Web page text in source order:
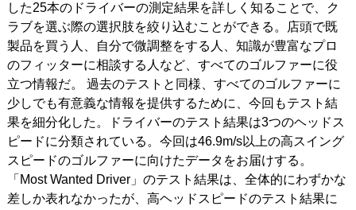
した25本のドライバーの測定結果を詳しく知ることで、ク
ラブを選ぶ際の選択肢を絞り込むことができる。店頭で既
製品を買う人、自分で微調整をする人、知識が豊富なプロ
のフィッターに相談する人など、すべてのゴルファーに役
立つ情報だ。 過去のテストと同様、すべてのゴルファーに
少しでも有意義な情報を提供するために、今回もテスト結
果を細分化した。ドライバーのテスト結果は3つのヘッドス
ピードに分類されている。 今回は46.9m/s以上の高スイング
スピードのゴルファーに向けたデータをお届けする。
「Most Wanted Driver」のテスト結果は、全体的にわずかな
差しか表れなかったが、高ヘッドスピードのテスト結果に
OTHER その他
Editor’s Picks 編集部のおすすめ
Our Team 私たちのチーム
Our Mission 私たちの使命
ABOUT US MyGolfSpyJapanとは？